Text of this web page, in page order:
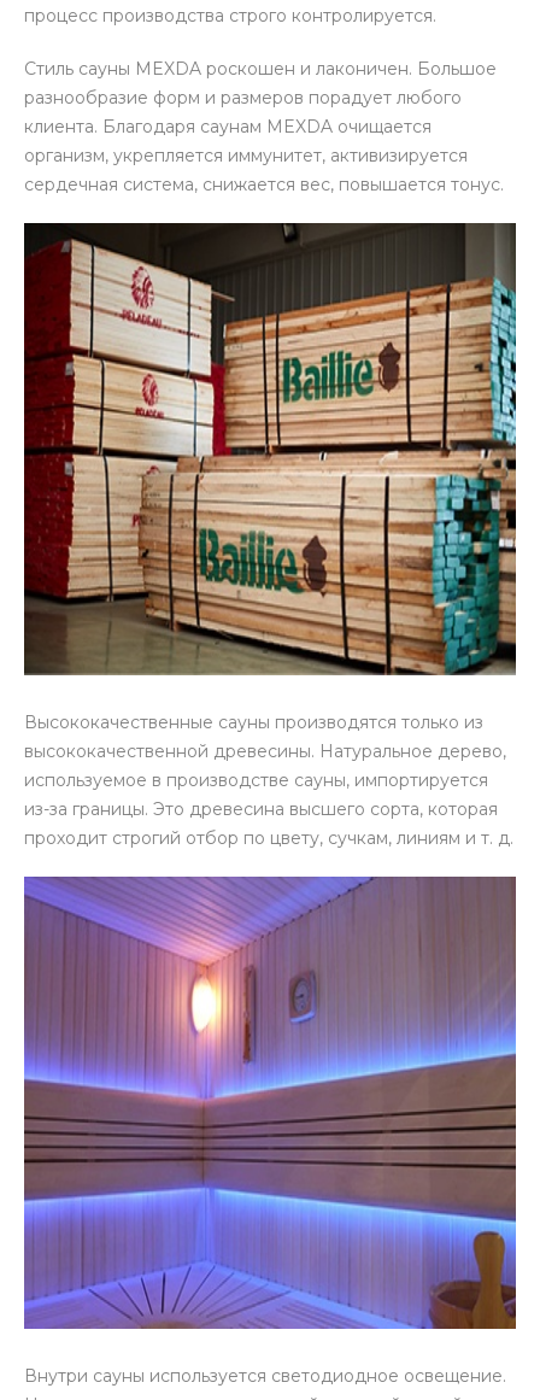
процесс производства строго контролируется.
Стиль сауны MEXDA роскошен и лаконичен. Большое
разнообразие форм и размеров порадует любого
клиента. Благодаря саунам MEXDA очищается
организм, укрепляется иммунитет, активизируется
сердечная система, снижается вес, повышается тонус.
Высококачественные сауны производятся только из
высококачественной древесины. Натуральное дерево,
используемое в производстве сауны, импортируется
из-за границы. Это древесина высшего сорта, которая
проходит строгий отбор по цвету, сучкам, линиям и т. д.
Внутри сауны используется светодиодное освещение.